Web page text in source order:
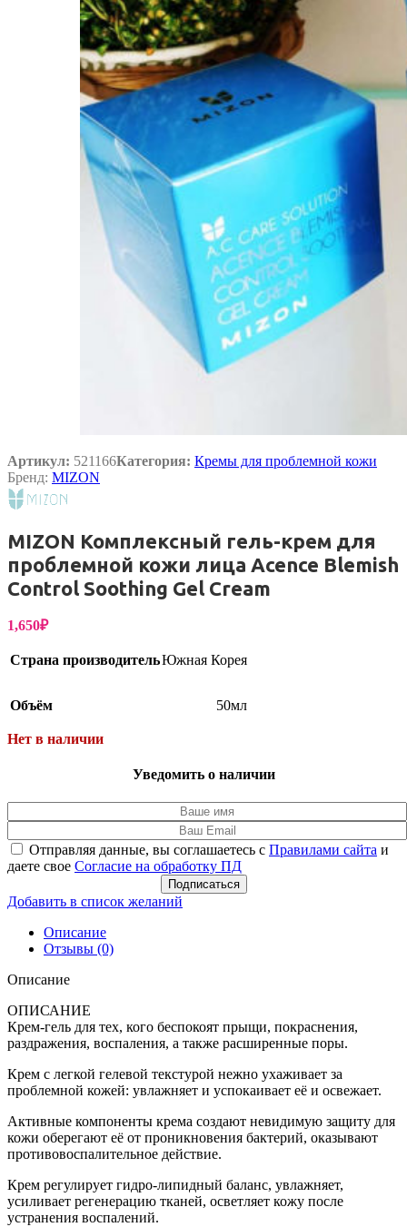
Артикул: 521166Категория: Кремы для проблемной кожи
Бренд: MIZON
MIZON Комплексный гель-крем для
проблемной кожи лица Acence Blemish
Control Soothing Gel Cream
1,650₽
Страна производительЮжная Корея
Объём 50мл
Нет в наличии
Уведомить о наличии
Отправляя данные, вы соглашаетесь с Правилами сайта и
даете свое Согласие на обработку ПД
Подписаться
Добавить в список желаний
Описание
Отзывы (0)
Описание
ОПИСАНИЕ
Крем-гель для тех, кого беспокоят прыщи, покраснения,
раздражения, воспаления, а также расширенные поры.
Крем с легкой гелевой текстурой нежно ухаживает за
проблемной кожей: увлажняет и успокаивает её и освежает.
Активные компоненты крема создают невидимую защиту для
кожи оберегают её от проникновения бактерий, оказывают
противовоспалительное действие.
Крем регулирует гидро-липидный баланс, увлажняет,
усиливает регенерацию тканей, осветляет кожу после
устранения воспалений.